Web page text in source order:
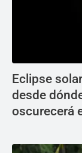
Eclipse
desde
oscurecerá